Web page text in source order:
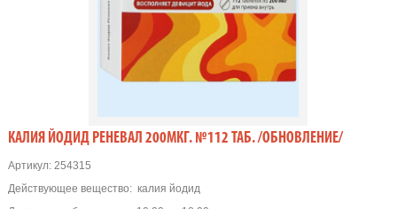
КАЛИЯ ЙОДИД РЕНЕВАЛ 200МКГ. №112 ТАБ. /ОБНОВЛЕНИЕ/
Артикул:254315
Действующее вещество: калия йодид